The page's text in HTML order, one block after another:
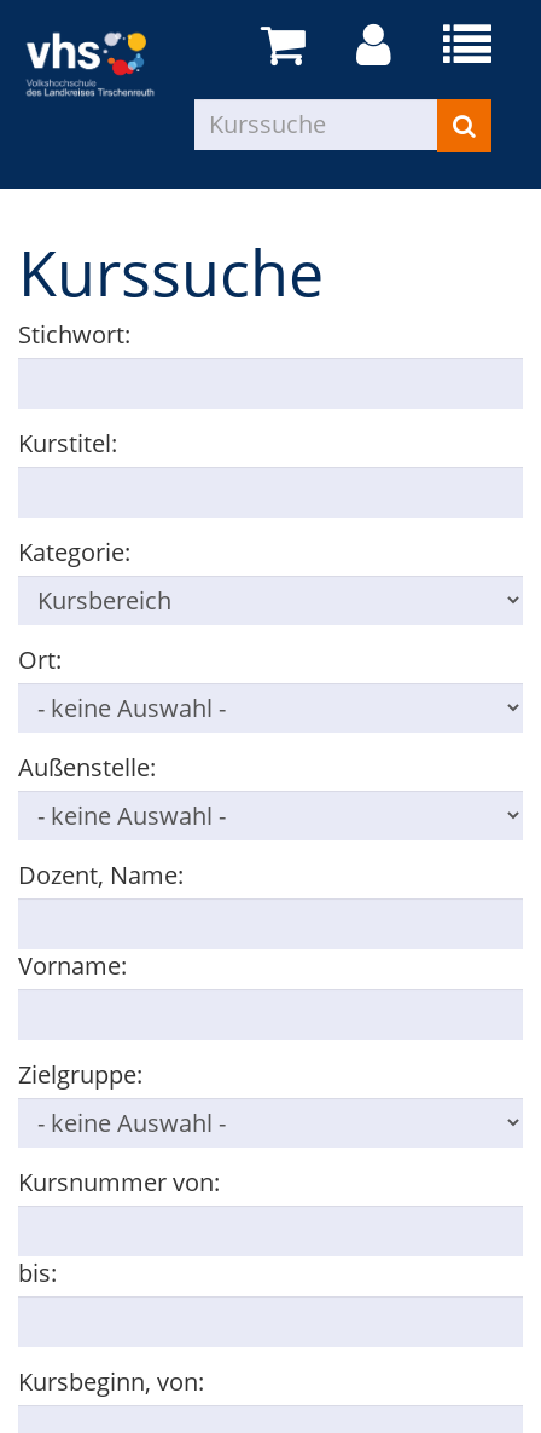
Kurssuche
Stichwort:
Kurstitel:
Kategorie:
Ort:
Außenstelle:
Dozent, Name:
Vorname:
Zielgruppe:
Kursnummer von:
bis:
Kursbeginn, von: